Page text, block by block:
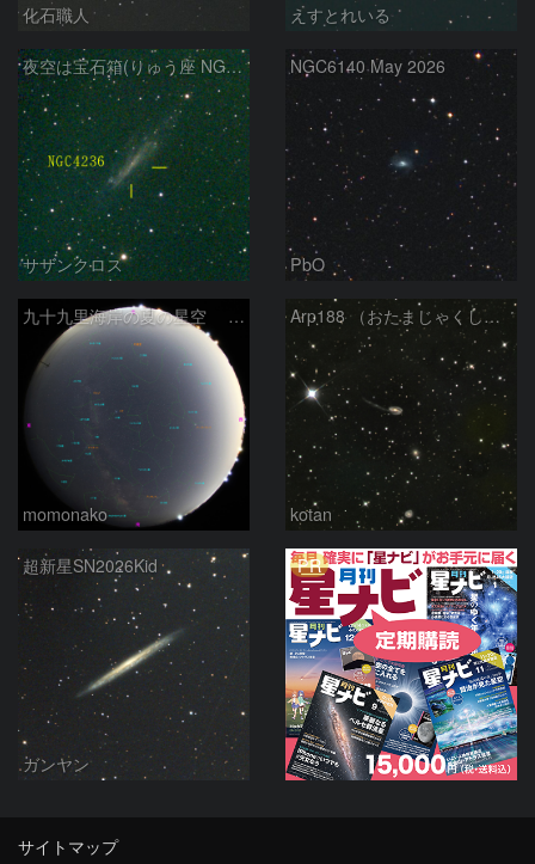
化石職人 えすとれいる
夜空は宝石箱(りゅう座 NGC4236) Seestar50
サザンクロス
NGC6140 May 2026
PbO
九十九里海岸の夏の星空 260518
momonako
Arp188 （おたまじゃくし銀河 りゅう座）
kotan
超新星SN2026Kid
ガンヤン
PR
サイトマップ